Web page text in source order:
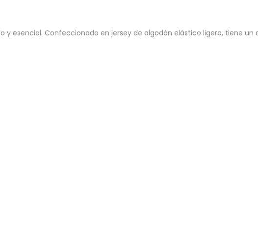
esencial. Confeccionado en jersey de algodón elástico ligero, tiene